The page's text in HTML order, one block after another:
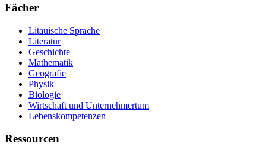
Fächer
Litauische Sprache
Literatur
Geschichte
Mathematik
Geografie
Physik
Biologie
Wirtschaft und Unternehmertum
Lebenskompetenzen
Ressourcen